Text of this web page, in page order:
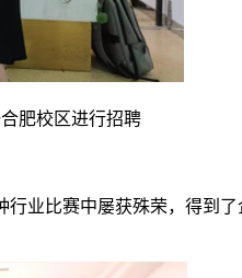
肥校区进行招聘
比赛中屡获殊荣，得到了